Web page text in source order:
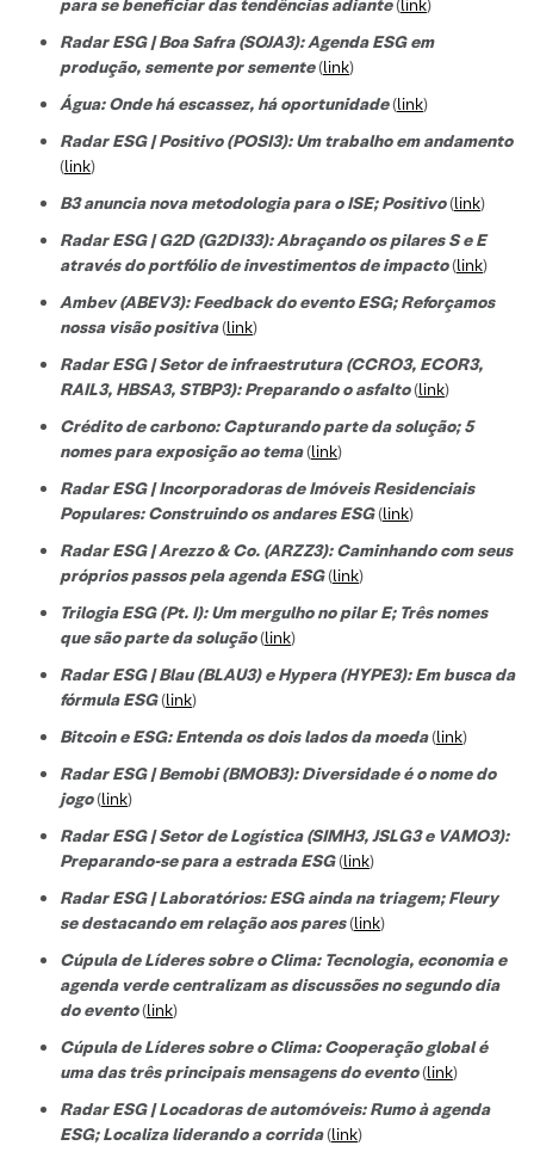
para se beneficiar das tendências adiante(link)
Radar ESG | Boa Safra (SOJA3): Agenda ESG em
produção, semente por semente(link)
Água: Onde há escassez, há oportunidade(link)
Radar ESG | Positivo (POSI3): Um trabalho em andamento
(link)
B3 anuncia nova metodologia para o ISE; Positivo(link)
Radar ESG | G2D (G2DI33): Abraçando os pilares S e E
através do portfólio de investimentos de impacto(link)
Ambev (ABEV3): Feedback do evento ESG; Reforçamos
nossa visão positiva(link)
Radar ESG | Setor de infraestrutura (CCRO3, ECOR3,
RAIL3, HBSA3, STBP3): Preparando o asfalto(link)
Crédito de carbono: Capturando parte da solução; 5
nomes para exposição ao tema(link)
Radar ESG | Incorporadoras de Imóveis Residenciais
Populares: Construindo os andares ESG(link)
Radar ESG | Arezzo & Co. (ARZZ3): Caminhando com seus
próprios passos pela agenda ESG(link)
Trilogia ESG (Pt. I): Um mergulho no pilar E; Três nomes
que são parte da solução(link)
Radar ESG | Blau (BLAU3) e Hypera (HYPE3): Em busca da
fórmula ESG(link)
Bitcoin e ESG: Entenda os dois lados da moeda(link)
Radar ESG | Bemobi (BMOB3): Diversidade é o nome do
jogo(link)
Radar ESG | Setor de Logística (SIMH3, JSLG3 e VAMO3):
Preparando-se para a estrada ESG(link)
Radar ESG | Laboratórios: ESG ainda na triagem; Fleury
se destacando em relação aos pares(link)
Cúpula de Líderes sobre o Clima: Tecnologia, economia e
agenda verde centralizam as discussões no segundo dia
do evento(link)
Cúpula de Líderes sobre o Clima: Cooperação global é
uma das três principais mensagens do evento(link)
Radar ESG | Locadoras de automóveis: Rumo à agenda
ESG; Localiza liderando a corrida(link)